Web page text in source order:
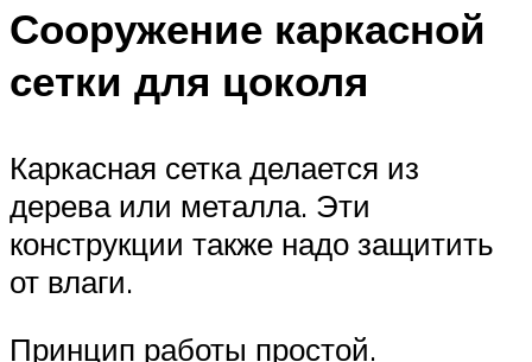
Сооружение каркасной
сетки для цоколя
Каркасная сетка делается из
дерева или металла. Эти
конструкции также надо защитить
от влаги.
Принцип работы простой.